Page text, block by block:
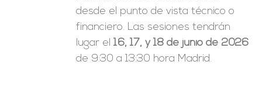
desde el punto de vista técnico o
financiero. Las sesiones tendrán
lugar el16, 17, y 18 de junio de 2026
de 9:30 a 13:30 hora Madrid.